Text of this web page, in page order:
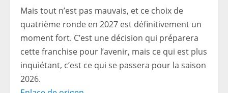
Mais tout n’est pas mauvais, et ce choix de
quatrième ronde en 2027 est définitivement un
moment fort. C’est une décision qui préparera
cette franchise pour l’avenir, mais ce qui est plus
inquiétant, c’est ce qui se passera pour la saison
2026.